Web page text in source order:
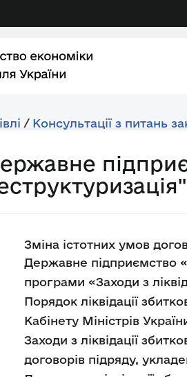
/ Консультації з питань
Зміна істотних умов
Державне підприємство
програми «Заходи з
Порядок ліквідації
Кабінету Міністрів
Заходи з ліквідації
договорів підряду,